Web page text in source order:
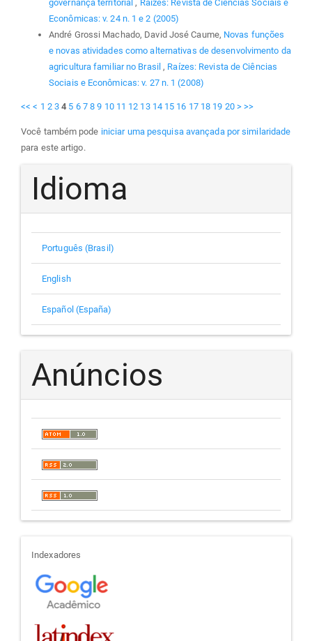
governança territorial , Raízes: Revista de Ciências Sociais e
Econômicas: v. 24 n. 1 e 2 (2005)
André Grossi Machado, David José Caume, Novas funções
e novas atividades como alternativas de desenvolvimento da
agricultura familiar no Brasil , Raízes: Revista de Ciências
Sociais e Econômicas: v. 27 n. 1 (2008)
<< < 1 2 3 4 5 6 7 8 9 10 11 12 13 14 15 16 17 18 19 20 > >>
Você também pode iniciar uma pesquisa avançada por similaridade
para este artigo.
Idioma
Português (Brasil)
English
Español (España)
Anúncios
indexadores
Indexadores